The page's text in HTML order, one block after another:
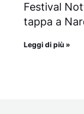
Festival
tappa a
Leggi di più »